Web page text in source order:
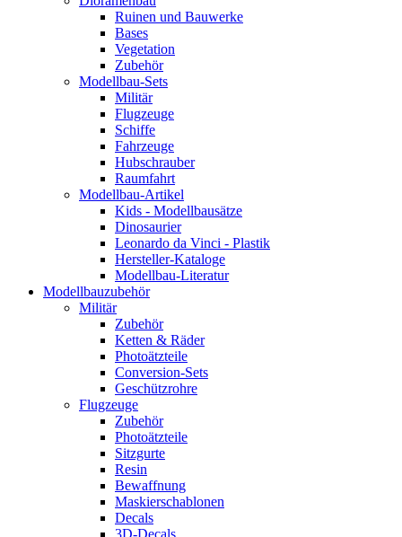
Ruinen und Bauwerke
Bases
Vegetation
Zubehör
Modellbau-Sets
Militär
Flugzeuge
Schiffe
Fahrzeuge
Hubschrauber
Raumfahrt
Modellbau-Artikel
Kids - Modellbausätze
Dinosaurier
Leonardo da Vinci - Plastik
Hersteller-Kataloge
Modellbau-Literatur
Modellbauzubehör
Militär
Zubehör
Ketten & Räder
Photoätzteile
Conversion-Sets
Geschützrohre
Flugzeuge
Zubehör
Photoätzteile
Sitzgurte
Resin
Bewaffnung
Maskierschablonen
Decals
3D-Decals